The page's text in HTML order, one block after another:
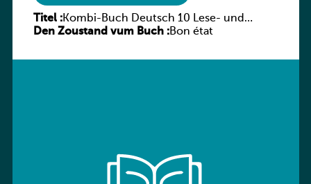
Titel :Kombi-Buch Deutsch 10 Lese- und
Sprachbuch
Den Zoustand vum Buch :Bon état